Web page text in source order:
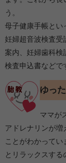
う。
母子健康手帳とい
妊婦超音波検査
案内、妊婦歯科検
検査申込書などで
ゆっ
ママが
アドレナリンが増
ことがわかってい
とリラックスす